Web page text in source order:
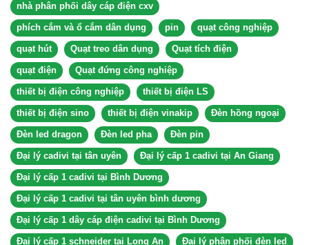
nhà phân phối dây cáp điện cxv
phích cắm và ổ cắm dân dụng pin quạt công nghiệp
quạt hút Quạt treo dân dụng Quạt tích điện
quạt điện Quạt đứng công nghiệp
thiết bị điện công nghiệp thiết bị điện LS
thiết bị điện sino thiết bị điện vinakip Đèn hồng ngoại
Đèn led dragon Đèn led pha Đèn pin
Đại lý cadivi tại tân uyên Đại lý cấp 1 cadivi tại An Giang
Đại lý cấp 1 cadivi tại Bình Dương
Đại lý cấp 1 cadivi tại tân uyên bình dương
Đại lý cấp 1 dây cáp điện cadivi tại Bình Dương
Đại lý cấp 1 schneider tại Long An Đại lý phân phối đèn led